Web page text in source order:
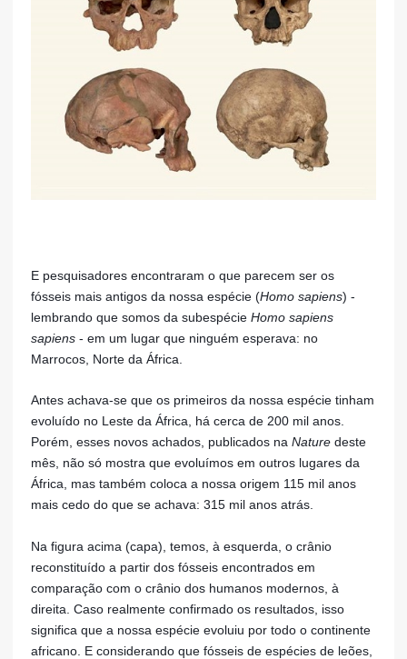
E pesquisadores encontraram o que parecem ser os
fósseis mais antigos da nossa espécie (Homo sapiens) -
lembrando que somos da subespécie Homo sapiens
sapiens - em um lugar que ninguém esperava: no
Marrocos, Norte da África.
Antes achava-se que os primeiros da nossa espécie tinham
evoluído no Leste da África, há cerca de 200 mil anos.
Porém, esses novos achados, publicados na Nature deste
mês, não só mostra que evoluímos em outros lugares da
África, mas também coloca a nossa origem 115 mil anos
mais cedo do que se achava: 315 mil anos atrás.
Na figura acima (capa), temos, à esquerda, o crânio
reconstituído a partir dos fósseis encontrados em
comparação com o crânio dos humanos modernos, à
direita. Caso realmente confirmado os resultados, isso
significa que a nossa espécie evoluiu por todo o continente
africano. E considerando que fósseis de espécies de leões,